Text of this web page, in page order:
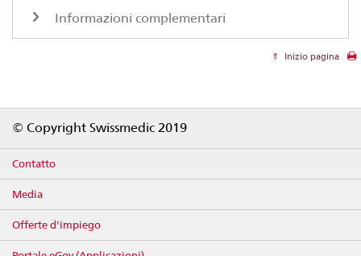
Informazioni complementari
Inizio pagina
© Copyright Swissmedic 2019
Contatto
Media
Offerte d'impiego